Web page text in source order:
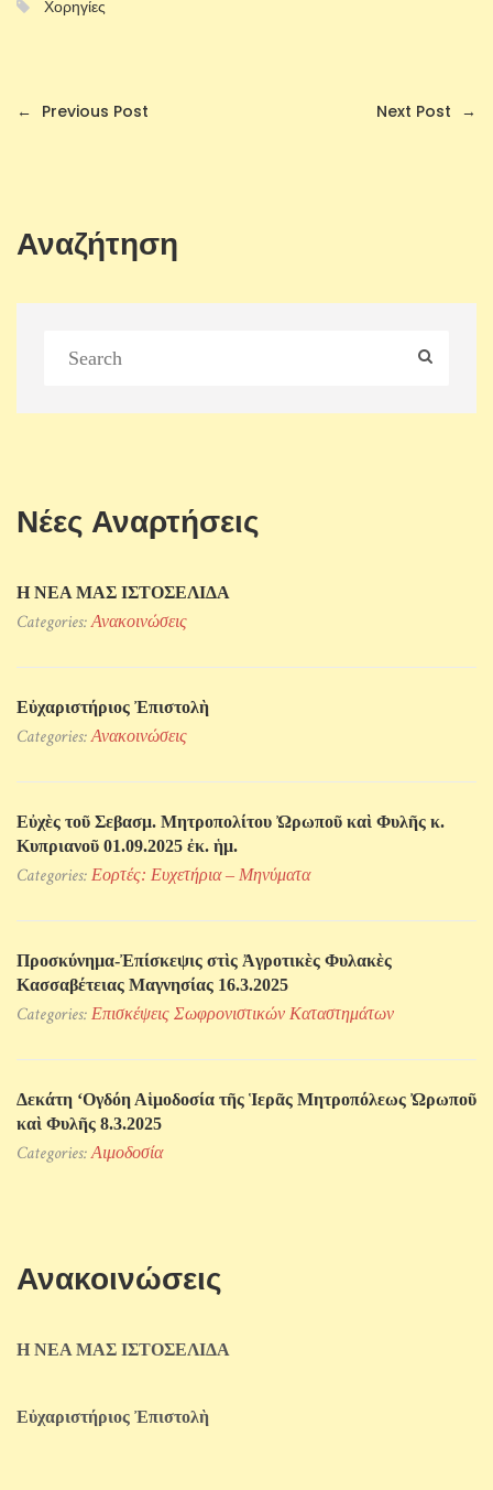
Χορηγίες
← Previous Post Next Post →
Αναζήτηση
Νέες Αναρτήσεις
Η ΝΕΑ ΜΑΣ ΙΣΤΟΣΕΛΙΔΑ
Categories:Ανακοινώσεις
Εὐχαριστήριος Ἐπιστολὴ
Categories:Ανακοινώσεις
Εὐχὲς τοῦ Σεβασμ. Μητροπολίτου Ὠρωποῦ καὶ Φυλῆς κ.
Κυπριανοῦ 01.09.2025 ἐκ. ἡμ.
Categories: Εορτές: Ευχετήρια – Μηνύματα
Προσκύνηµα-Ἐπίσκεψις στὶς Ἀγροτικὲς Φυλακὲς
Κασσαβέτειας Μαγνησίας 16.3.2025
Categories: Επισκέψεις Σωφρονιστικών Kαταστημάτων
Δεκάτη ‘Ογδόη Αἱμοδοσία τῆς Ἱερᾶς Μητροπόλεως Ὠρωποῦ
καὶ Φυλῆς 8.3.2025
Categories:Αιμοδοσία
Ανακοινώσεις
Η ΝΕΑ ΜΑΣ ΙΣΤΟΣΕΛΙΔΑ
Εὐχαριστήριος Ἐπιστολὴ